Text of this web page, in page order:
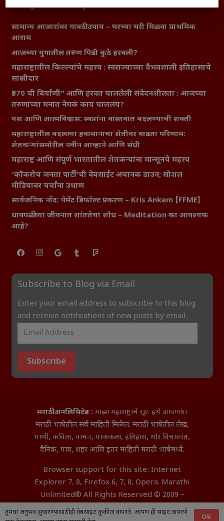
Thought For The Day
सामान्य आजारांवर गावठी उपाय – घरच्या घरी मिळवा प्राथमिक
आराम
आजच्या युगातील तरुण पिढी कुठे हरवली?
महाराष्ट्रातील किल्ल्यांचे महत्त्व : स्वराज्याच्या वैभवशाली इतिहासाचे
साक्षीदार
₹370 ची बिर्याणी” आणि हरवत चाललेली संवेदनशीलता : आजच्या
तरुणांच्या मनात नेमकं काय चाललंय?
यश आणि आत्मविश्वास: स्वप्नांना वास्तवात बदलण्याची शक्ती
महाराष्ट्रातील बदलत्या हवामानाचा शेतीवर वाढता परिणाम:
शेतकऱ्यांसमोरील नवीन आव्हाने आणि संधी
महाराष्ट्र आणि संपूर्ण भारतातील शेतकऱ्यांना मान्सूनचे महत्त्व
‘कॉकरोच जनता पार्टी’ची वेबसाईट अचानक डाउन; सोशल
मीडियावर चर्चांना उधाण
सार्वजनिक नोंद: पेमेंट डिफॉल्ट प्रकरण – Kris Ankem [FFME]
धावपळीच्या जीवनात शांततेचा शोध – Meditation का आवश्यक
आहे?
Subscribe to Blog via Email
Enter your email address to subscribe to this blog
and receive notifications of new posts by email.
Subscribe
मराठी अनलिमिटेड : माझा महाराष्ट्राचे सूर. इथे आपणांस
मराठी भाषेतील सर्व माहिती मिळेल. मराठी भाषेतील लेख,
गाणी, कविता, वाचन, पाककला, इतिहास, थोर विचारवंत,
दैनिक, गाव, शहर आणि इतर माहिती मराठी भाषेमध्ये.
Browser support for this site: Internet
Explorer 7, 8, Firefox 6, 7, 8, Opera. Marathi
Unlimited® All Rights Reserved © 2009 –
2026 Aditya InfoTech Nagpur.
तुमचा अनुभव सुधारण्यासाठी ही वेबसाइट कुकीज वापरते. आपण ही साइट वापरणे
Ok